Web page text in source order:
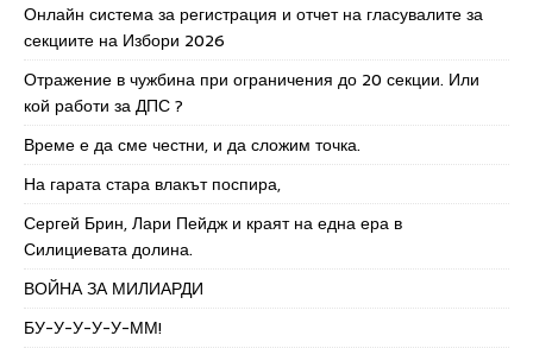
Онлайн система за регистрация и отчет на гласувалите за
секциите на Избори 2026
Отражение в чужбина при ограничения до 20 секции. Или
кой работи за ДПС ?
Време е да сме честни, и да сложим точка.
На гарата стара влакът поспира,
Сергей Брин, Лари Пейдж и краят на една ера в
Силициевата долина.
ВОЙНА ЗА МИЛИАРДИ
БУ-У-У-У-У-ММ!